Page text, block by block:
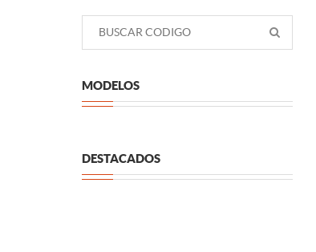
MODELOS
DESTACADOS